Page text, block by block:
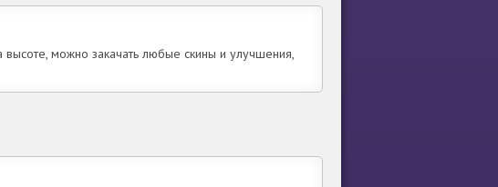
высоте, можно закачать любые скины и улучшения,